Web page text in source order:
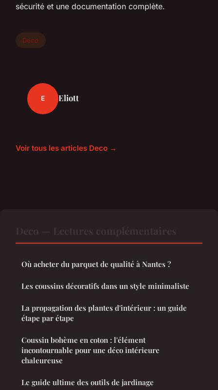
sécurité et une documentation complète.
Deco
E Eliott
Voir tous les articles Deco →
Où acheter du parquet de qualité à Nantes ?
Les coussins décoratifs dans un style minimaliste
La propagation des plantes d'intérieur : un guide
étape par étape
Coussin bohème en coton : l'élément
incontournable pour une déco intérieure
chaleureuse
Le guide ultime des outils de jardinage